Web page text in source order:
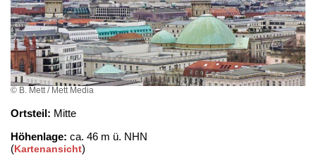
© B. Mett / Mett Media
Ortsteil: Mitte
Höhenlage: ca. 46 m ü. NHN
(Kartenansicht)